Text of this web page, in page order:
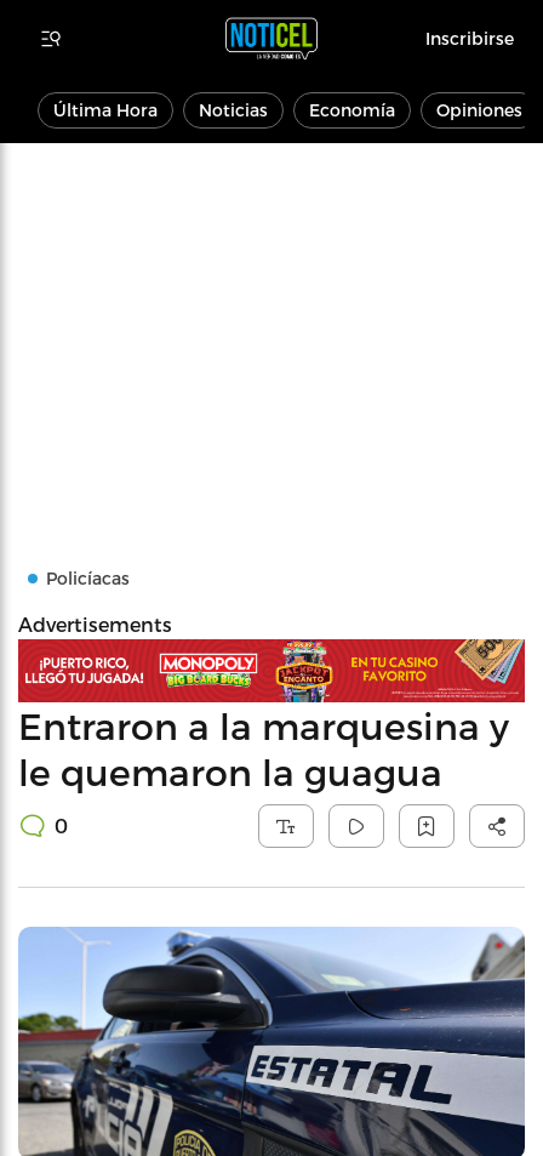
Inscribirse
Última Hora Noticias Economía Opiniones
Policíacas
Advertisements
Entraron a la marquesina y
le quemaron la guagua
0